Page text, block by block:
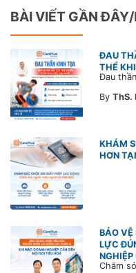
BÀI VIẾT GẦN
ĐAU
THỂ
By ThS.
KHÁM
HƠN
BẢO VỆ
LỰC
NGHIỆP